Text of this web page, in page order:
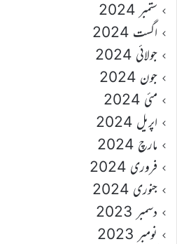
ستمبر 2024
اگست 2024
جولائی 2024
جون 2024
مئی 2024
اپریل 2024
مارچ 2024
فروری 2024
جنوری 2024
دسمبر 2023
نومبر 2023